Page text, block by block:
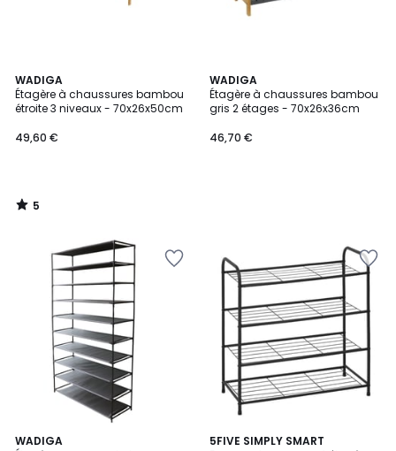
WADIGA
Étagère à chaussures bambou
étroite 3 niveaux - 70x26x50cm
49,60 €
5
/
5
5
/
WADIGA
Étagère à chaussures bambou
gris 2 étages - 70x26x36cm
46,70 €
WADIGA
5FIVE SIMPLY SMART